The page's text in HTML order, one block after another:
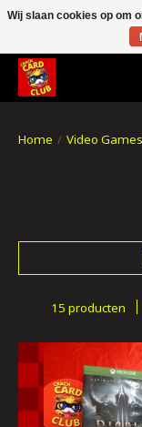
CRACH CARD CLUB ,
Home / Video Games
15 producten
Wij slaan cookies op om